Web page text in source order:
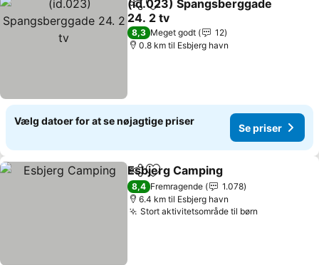
Del Føj til favoritter
(id.023) Spangsberggade
24. 2 tv
8,3 Meget godt
12
0.8 km til Esbjerg havn
Vælg datoer for at se nøjagtige priser
Se priser
Del Føj til favoritter
Esbjerg Camping
8,4 Fremragende
1.078
6.4 km til Esbjerg havn
Stort aktivitetsområde til børn